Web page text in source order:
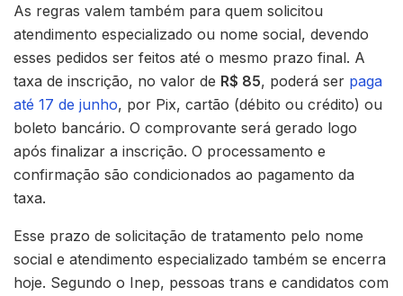
As regras valem também para quem solicitou
atendimento especializado ou nome social, devendo
esses pedidos ser feitos até o mesmo prazo final. A
taxa de inscrição, no valor de R$ 85, poderá ser paga
até 17 de junho, por Pix, cartão (débito ou crédito) ou
boleto bancário. O comprovante será gerado logo
após finalizar a inscrição. O processamento e
confirmação são condicionados ao pagamento da
taxa.
Esse prazo de solicitação de tratamento pelo nome
social e atendimento especializado também se encerra
hoje. Segundo o Inep, pessoas trans e candidatos com